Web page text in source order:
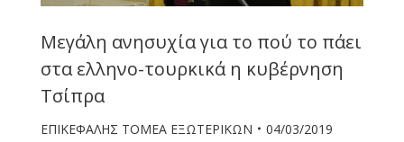
Μεγάλη ανησυχία για το πού το πάει
στα ελληνο-τουρκικά η κυβέρνηση
Τσίπρα
ΕΠΙΚΕΦΑΛΗΣ ΤΟΜΕΑ ΕΞΩΤΕΡΙΚΩΝ 04/03/2019